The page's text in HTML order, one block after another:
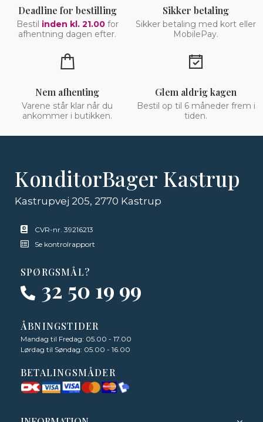
Deadline for bestilling
Bestil inden kl. 21.00for
afhentning dagen efter.
Sikker betaling
Sikker betaling med kort eller
MobilePay.
Nem afhenting
Varene står klar når du
ankommer i butikken.
Glem aldrig kagen
Bestil op til 6 måneder frem i
tiden.
KonditorBager Kastrup
Kastrupvej 205, 2770 Kastrup
CVR-nr. 39216213
Se kontrolrapport
SPØRGSMÅL?
32 50 19 99
ÅBNINGSTIDER
Mandag til Fredag: 05.00 - 17.00
Lørdag til Søndag: 05.00 - 16.00
BETALINGSMÅDER